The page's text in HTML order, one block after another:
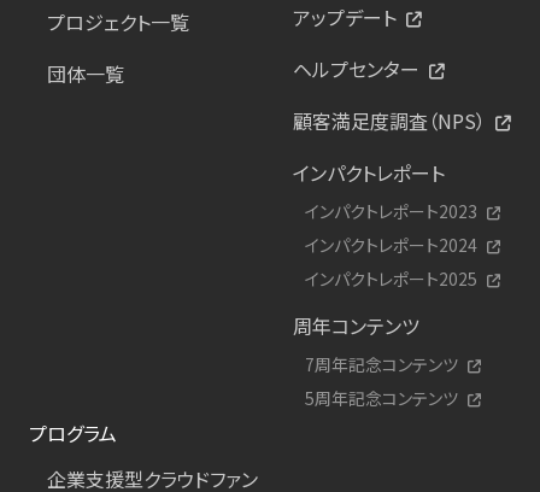
プロジェクト一覧
団体一覧
アップデート
ヘルプセンター
顧客満足度調査（NPS）
インパクトレポート
インパクトレポート2023
インパクトレポート2024
インパクトレポート2025
周年コンテンツ
7周年記念コンテンツ
5周年記念コンテンツ
プログラム
企業支援型クラウドファン